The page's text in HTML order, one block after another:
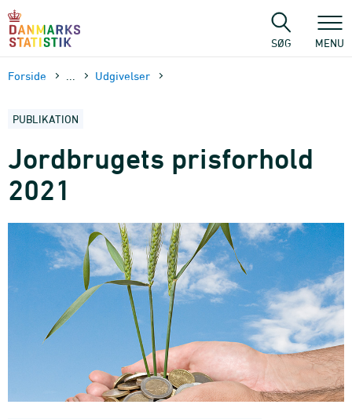
sidens
SØG MENU
Forside Udgivelser
PUBLIKATION
Jordbrugets prisforhold
2021